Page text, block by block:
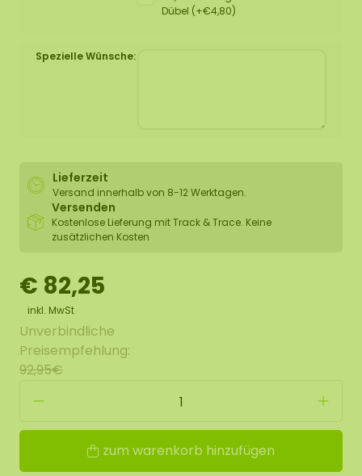
Dübel (+€4,80)
Spezielle Wünsche:
Lieferzeit
Versand innerhalb von 8-12 Werktagen.
Versenden
Kostenlose Lieferung mit Track & Trace. Keine
zusätzlichen Kosten
€ 82,25
inkl. MwSt
Unverbindliche
Preisempfehlung:
92,95€
zum warenkorb hinzufügen